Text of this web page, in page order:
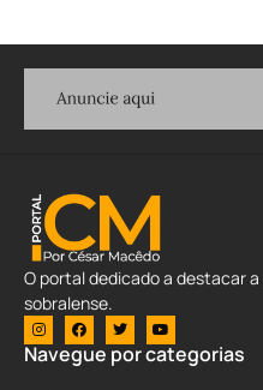
O portal dedicado a destacar
sobralense.
Navegue por categorias